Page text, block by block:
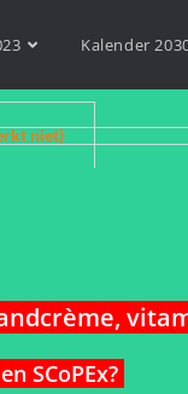
Kalender
niet)
SCoPEx?